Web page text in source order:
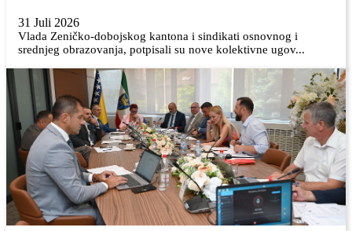
31 Juli 2026
Vlada Zeničko-dobojskog kantona i sindikati osnovnog i
srednjeg obrazovanja, potpisali su nove kolektivne ugov...